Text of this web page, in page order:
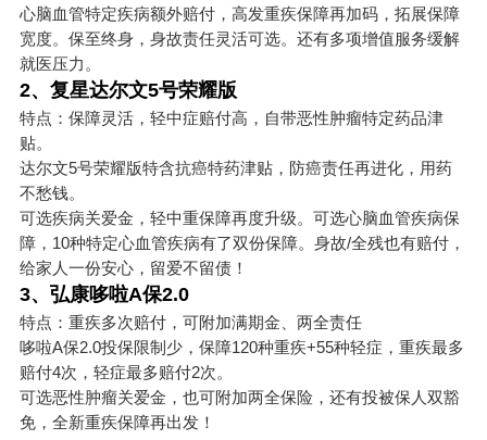
心脑血管特定疾病额外赔付，高发重疾保障再加码，拓展保障
宽度。保至终身，身故责任灵活可选。还有多项增值服务缓解
就医压力。
2、 复星达尔文5号荣耀版
特点：保障灵活，轻中症赔付高，自带恶性肿瘤特定药品津
贴。
达尔文5号荣耀版特含抗癌特药津贴，防癌责任再进化，用药
不愁钱。
可选疾病关爱金，轻中重保障再度升级。可选心脑血管疾病保
障，10种特定心血管疾病有了双份保障。身故/全残也有赔付，
给家人一份安心，留爱不留债！
3、 弘康哆啦A保2.0
特点：重疾多次赔付，可附加满期金、两全责任
哆啦A保2.0投保限制少，保障120种重疾+55种轻症，重疾最多
赔付4次，轻症最多赔付2次。
可选恶性肿瘤关爱金，也可附加两全保险，还有投被保人双豁
免，全新重疾保障再出发！